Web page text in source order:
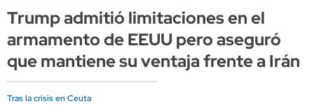
Trump admitió limitaciones en el
armamento de EEUU pero aseguró
que mantiene su ventaja frente a Irán
Tras la crisis en Ceuta